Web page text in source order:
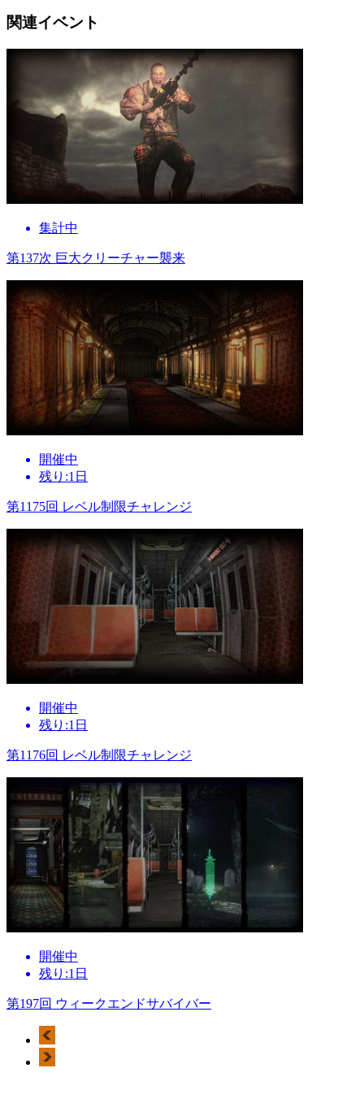
関連イベント
集計中
第137次 巨大クリーチャー襲来
開催中
残り:1日
第1175回 レベル制限チャレンジ
開催中
残り:1日
第1176回 レベル制限チャレンジ
開催中
残り:1日
第197回 ウィークエンドサバイバー